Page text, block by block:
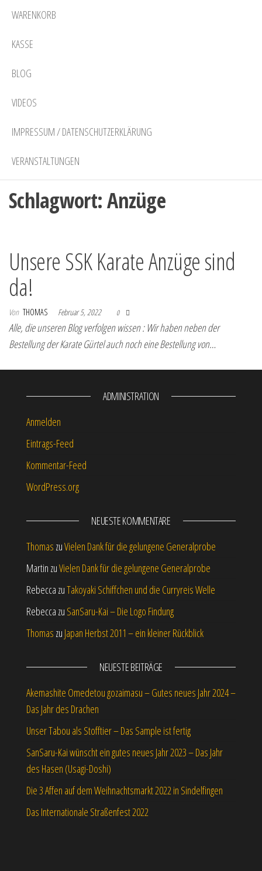
WARENKORB
KASSE
BLOG
VIDEOS
IMPRESSUM / DATENSCHUTZERKLÄRUNG
VERANSTALTUNGEN
Schlagwort:Anzüge
Unsere SSK Karate Anzüge sind
da!
Von THOMAS Februar 5, 2022 0
Alle, die unseren Blog verfolgen wissen : Wir haben neben der
Bestellung der Karate Gürtel auch noch eine Bestellung von…
ADMINISTRATION
Anmelden
Eintrags-Feed
Kommentar-Feed
WordPress.org
NEUESTE KOMMENTARE
Thomas zuVielen Dank für die gelungene Generalprobe
Martin zuVielen Dank für die gelungene Generalprobe
Rebecca zuTakoyaki Schiffchen und die Curryreis Welle
Rebecca zu SanSaru-Kai – Die Logo Findung
Thomas zu Japan Herbst 2011 – ein kleiner Rückblick
NEUESTE BEITRÄGE
Akemashite Omedetou gozaimasu – Gutes neues Jahr 2024 –
Das Jahr des Drachen
Unser Tabou als Stofftier – Das Sample ist fertig
SanSaru-Kai wünscht ein gutes neues Jahr 2023 – Das Jahr
des Hasen (Usagi-Doshi)
Die 3 Affen auf dem Weihnachtsmarkt 2022 in Sindelfingen
Das Internationale Straßenfest 2022